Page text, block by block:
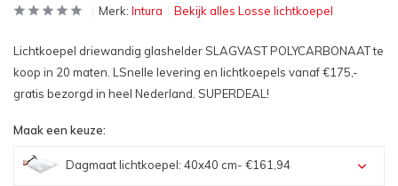
Merk: Intura Bekijk alles Losse lichtkoepel
Lichtkoepel driewandig glashelder SLAGVAST POLYCARBONAAT te
koop in 20 maten. LSnelle levering en lichtkoepels vanaf €175,-
gratis bezorgd in heel Nederland. SUPERDEAL!
Maak een keuze:
Dagmaat lichtkoepel: 40x40 cm- €161,94